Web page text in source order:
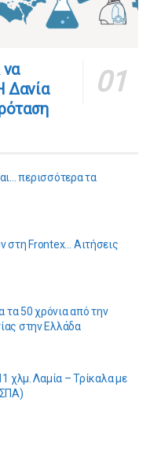
Δανία
περισσότερα τα
στη Frontex… Αιτήσεις
τα 50 χρόνια από την
στην Ελλάδα
χλμ. Λαμία – Τρίκαλα με